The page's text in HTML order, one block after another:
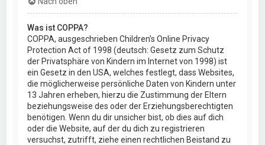
Was ist COPPA?
COPPA, ausgeschrieben Children’s Online Privacy
Protection Act of 1998 (deutsch: Gesetz zum Schutz
der Privatsphäre von Kindern im Internet von 1998) ist
ein Gesetz in den USA, welches festlegt, dass Websites,
die möglicherweise persönliche Daten von Kindern unter
13 Jahren erheben, hierzu die Zustimmung der Eltern
beziehungsweise des oder der Erziehungsberechtigten
benötigen. Wenn du dir unsicher bist, ob dies auf dich
oder die Website, auf der du dich zu registrieren
versuchst, zutrifft, ziehe einen rechtlichen Beistand zu